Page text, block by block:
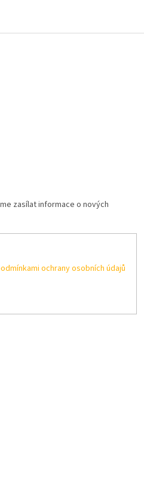
zasílat informace o nových
ochrany osobních údajů